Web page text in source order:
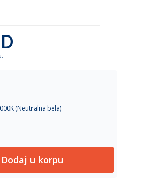
(Neutralna bela)
Dodaj u korpu